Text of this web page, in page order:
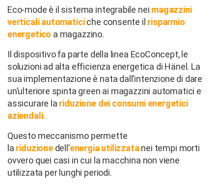
Eco-mode è il sistema integrabile nei magazzini
verticali automaticiche consente il risparmio
energetico a magazzino.
Il dispositivo fa parte della linea EcoConcept, le
soluzioni ad alta efficienza energetica di Hänel. La
sua implementazione è nata dall’intenzione di dare
un’ulteriore spinta green ai magazzini automatici e
assicurare la riduzione dei consumi energetici
aziendali.
Questo meccanismo permette
la riduzionedell’energia utilizzata nei tempi morti
ovvero quei casi in cui la macchina non viene
utilizzata per lunghi periodi.